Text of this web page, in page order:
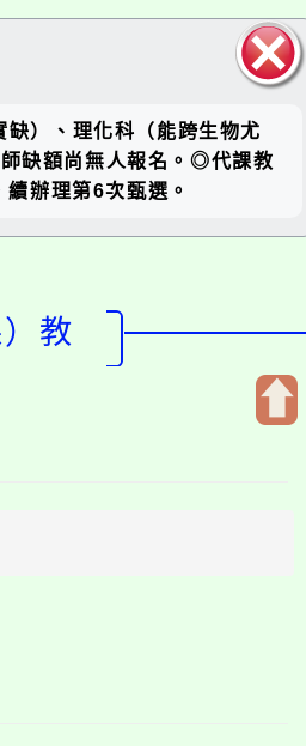
塊
）、理化科（能跨生物尤
缺額尚無人報名。◎代課教
辦理第6次甄選。
教